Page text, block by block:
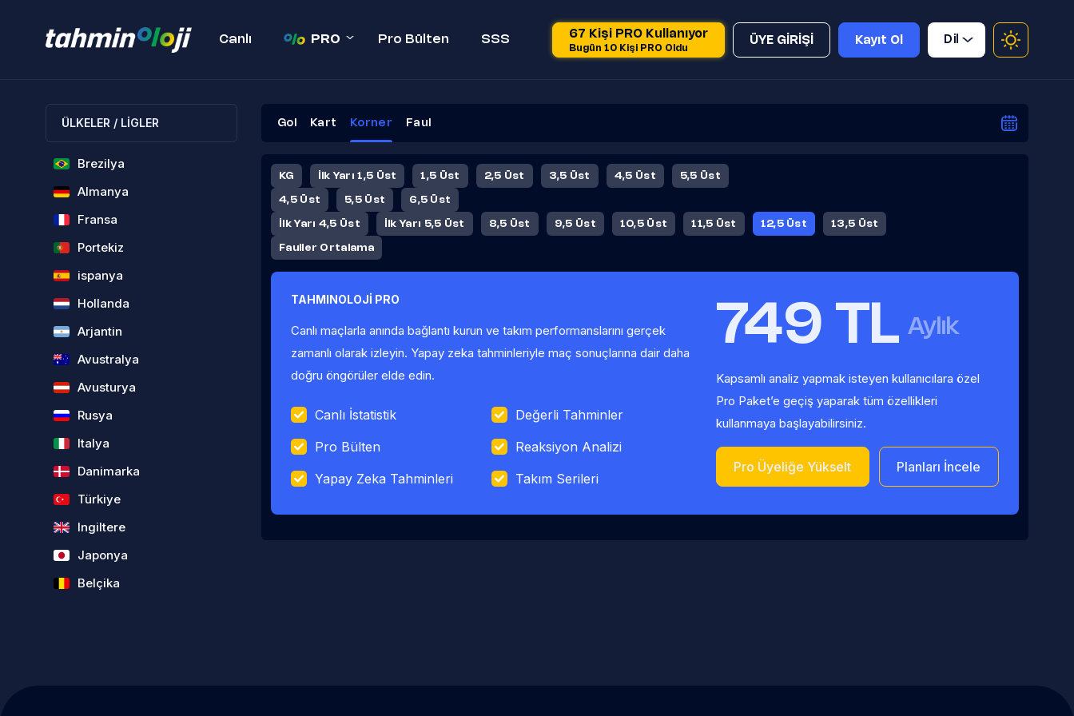
Canlı PRO Pro Bülten SSS 67 Kişi PRO Kullanıyor
Bugün 10 Kişi PRO Oldu
ÜYE GİRİŞİ Kayıt Ol Dil
ÜLKELER / LİGLER
Brezilya
Almanya
Fransa
Portekiz
ispanya
Hollanda
Arjantin
Avustralya
Avusturya
Rusya
Italya
Danimarka
Türkiye
Ingiltere
Japonya
Belçika
Gol Kart Korner Faul
KG İlk Yarı 1,5 Üst 1,5 Üst 2,5 Üst 3,5 Üst 4,5 Üst 5,5 Üst
4,5 Üst 5,5 Üst 6,5 Üst
İlk Yarı 4,5 Üst İlk Yarı 5,5 Üst 8,5 Üst 9,5 Üst 10,5 Üst 11,5 Üst 12,5 Üst 13,5 Üst
Fauller Ortalama
TAHMINOLOJİ PRO
Canlı maçlarla anında bağlantı kurun ve takım performanslarını gerçek
zamanlı olarak izleyin. Yapay zeka tahminleriyle maç sonuçlarına dair daha
doğru öngörüler elde edin.
Canlı İstatistik
Değerli Tahminler
Pro Bülten
Reaksiyon Analizi
Yapay Zeka Tahminleri
Takım Serileri
749 TL Aylık
Kapsamlı analiz yapmak isteyen kullanıcılara özel
Pro Paket’e geçiş yaparak tüm özellikleri
kullanmaya başlayabilirsiniz.
Pro Üyeliğe Yükselt Planları İncele